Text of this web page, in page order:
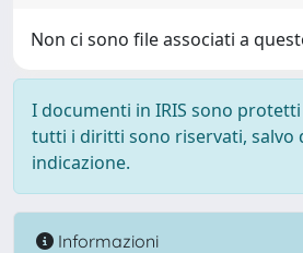
Non ci sono file associati a
I documenti in IRIS sono
tutti i diritti sono riservati, salvo
indicazione.
Informazioni